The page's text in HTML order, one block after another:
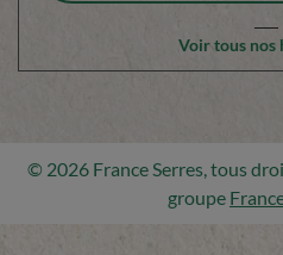
Voir tous nos
© 2026 France Serres, tous
groupe